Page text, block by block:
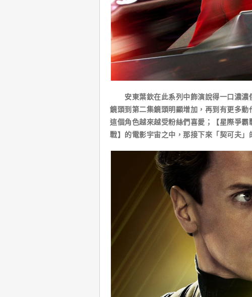
安東葉欽在此系列中飾演說得一口濃濃
鏡頭到第二集鏡頭明顯增加，再到有更多動
這個角色越來越受粉絲們喜愛；【星際爭
戰】的電影宇宙之中，那接下來「契可夫」